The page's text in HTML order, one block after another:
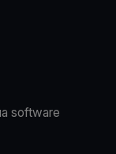
software